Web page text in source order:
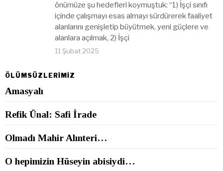
önümüze şu hedefleri koymuştuk: “1) İşçi sınıfı
içinde çalışmayı esas almayı sürdürerek faaliyet
alanlarını genişletip büyütmek, yeni güçlere ve
alanlara açılmak, 2) İşçi
11 Şubat 2025
ÖLÜMSÜZLERİMİZ
Amasyalı
Refik Ünal: Safi İrade
Olmadı Mahir Alınteri…
O hepimizin Hüseyin abisiydi…